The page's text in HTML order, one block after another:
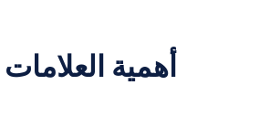
أهمية العلامات